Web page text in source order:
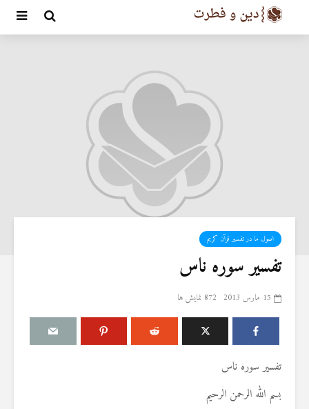
اصول ما در تفسیر قرآن کریم
تفسیر سوره ناس
15 مارس 2013 872 نمایش ها
تفسیر سوره ناس
بسم الله الرحمن الرحیم